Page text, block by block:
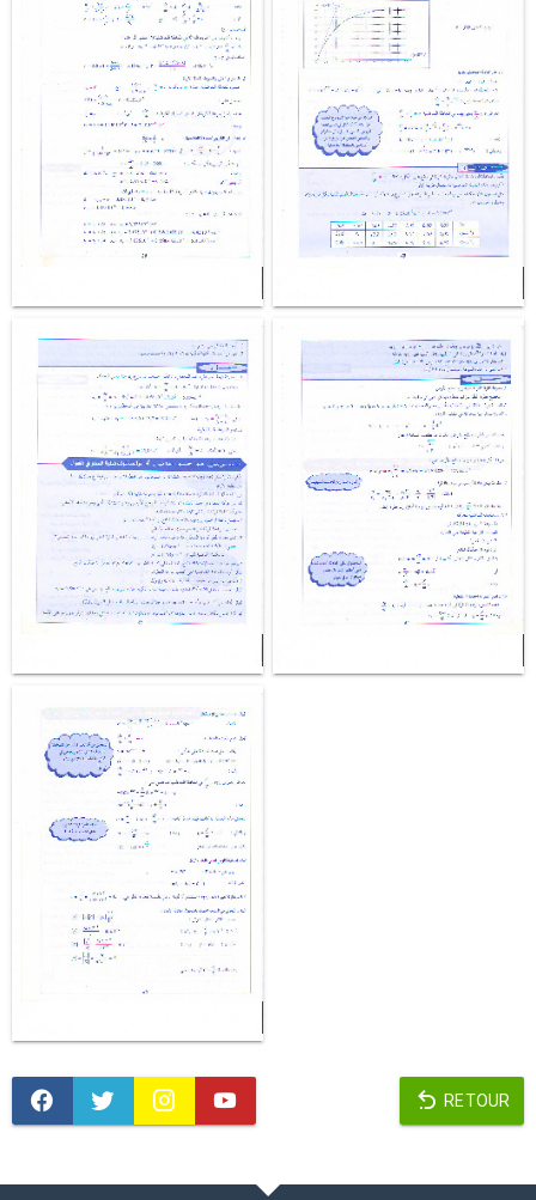
RETOUR